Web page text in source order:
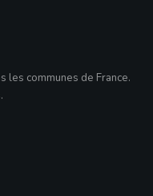
les communes de France.